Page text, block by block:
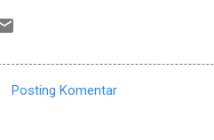
Posting Komentar